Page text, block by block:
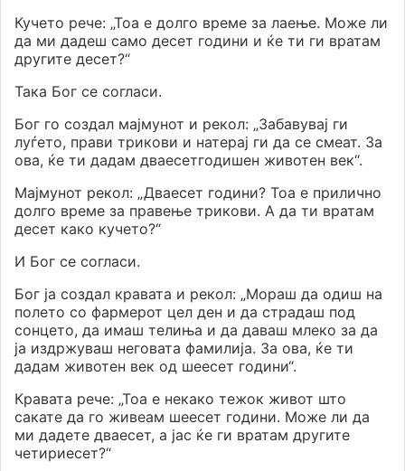
Кучето рече: „Тоа е долго време за лаење. Може ли
да ми дадеш само десет години и ќе ти ги вратам
другите десет?“
Така Бог се согласи.
Бог го создал мајмунот и рекол: „Забавувај ги
луѓето, прави трикови и натерај ги да се смеат. За
ова, ќе ти дадам дваесетгодишен животен век“.
Мајмунот рекол: „Дваесет години? Тоа е прилично
долго време за правење трикови. А да ти вратам
десет како кучето?“
И Бог се согласи.
Бог ја создал кравата и рекол: „Мораш да одиш на
полето со фармерот цел ден и да страдаш под
сонцето, да имаш телиња и да даваш млеко за да
ја издржуваш неговата фамилија. За ова, ќе ти
дадам животен век од шеесет години“.
Кравата рече: „Тоа е некако тежок живот што
сакате да го живеам шеесет години. Може ли да
ми дадете дваесет, а јас ќе ги вратам другите
четириесет?“